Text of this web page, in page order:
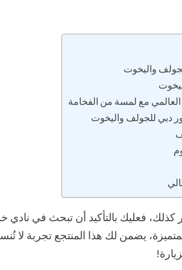
واليخوت
مع لمسة من الفخامة
دبي للجولف واليخوت
كذلك، فعليك بالتأكيد أن تبحث في
يضمن لك هذا المنتجع تجربة لا